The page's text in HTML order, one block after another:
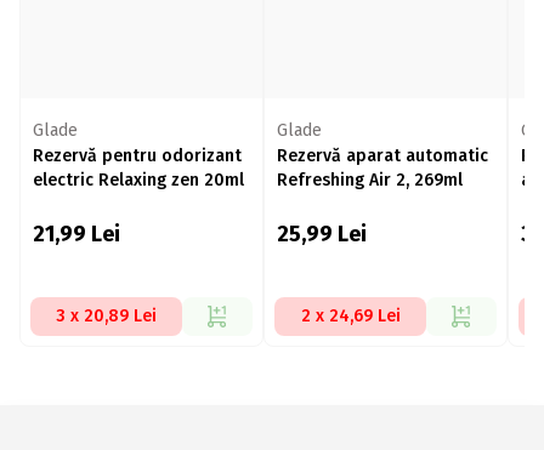
Glade
Rezervă pentru odorizant
electric Relaxing zen 20ml
21,99 Lei
3 x 20,89 Lei
Glade
Rezervă aparat automatic
Refreshing Air 2, 269ml
25,99 Lei
2 x 24,69 Lei